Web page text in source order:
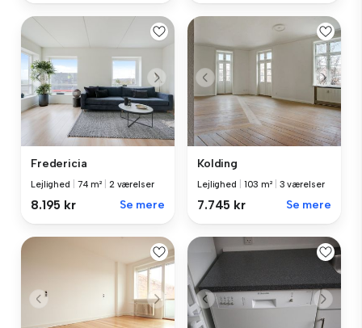
Fredericia
Lejlighed 74 m² 2 værelser
8.195 kr Se mere
Kolding
Lejlighed 103 m² 3 værelser
7.745 kr Se mere